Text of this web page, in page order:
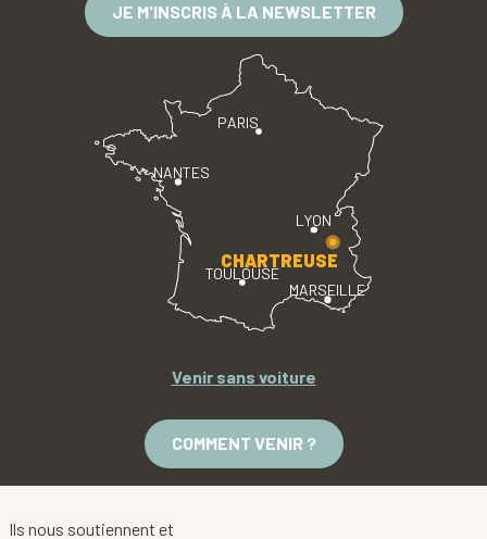
JE M'INSCRIS À LA NEWSLETTER
PARIS
LYON
TOULOUSE
MARSEILLE
NANTES
CHARTREUSE
Venir sans voiture
COMMENT VENIR ?
Ils nous soutiennent et